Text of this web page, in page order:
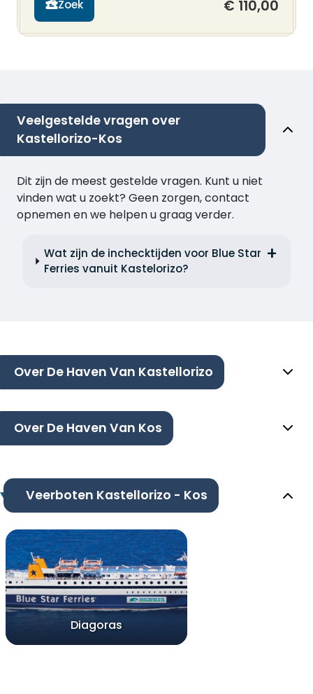
Zoek € 110,00
Veelgestelde vragen over
Kastellorizo-Kos
Dit zijn de meest gestelde vragen. Kunt u niet
vinden wat u zoekt? Geen zorgen, contact
opnemen en we helpen u graag verder.
Wat zijn de inchecktijden voor Blue Star
Ferries vanuit Kastelorizo?
Over De Haven Van Kastellorizo
Over De Haven Van Kos
Veerboten Kastellorizo - Kos
Diagoras